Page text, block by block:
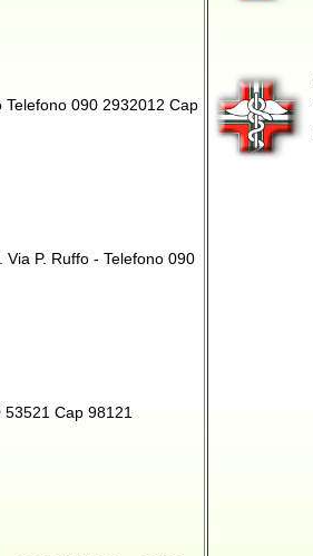
090 2932012 Cap
P. Ruffo - Telefono 090
53521 Cap 98121